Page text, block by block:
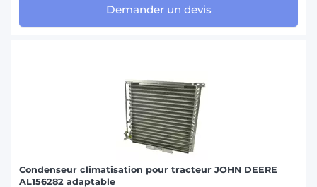
Demander un devis
Condenseur climatisation pour tracteur JOHN DEERE
AL156282 adaptable